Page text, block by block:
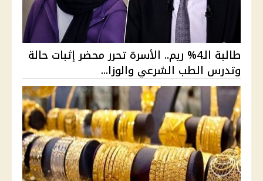
طالبة الـ4% ريم.. الأسرة تحرر محضر إثبات حالة
وتدرس الطب الشرعي والوزا...